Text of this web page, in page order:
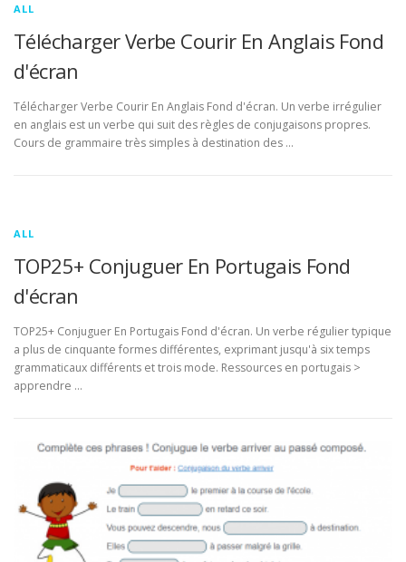
ALL
Télécharger Verbe Courir En Anglais Fond
d'écran
Télécharger Verbe Courir En Anglais Fond d'écran. Un verbe irrégulier
en anglais est un verbe qui suit des règles de conjugaisons propres.
Cours de grammaire très simples à destination des …
ALL
TOP25+ Conjuguer En Portugais Fond
d'écran
TOP25+ Conjuguer En Portugais Fond d'écran. Un verbe régulier typique
a plus de cinquante formes différentes, exprimant jusqu'à six temps
grammaticaux différents et trois mode. Ressources en portugais >
apprendre …